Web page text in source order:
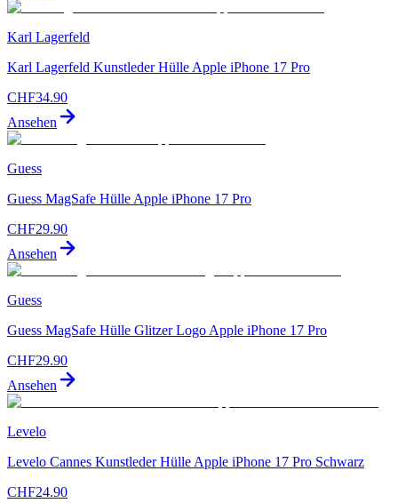
Karl Lagerfeld
Karl Lagerfeld Kunstleder Hülle Apple iPhone 17 Pro
CHF34.90
Ansehen
Guess
Guess MagSafe Hülle Apple iPhone 17 Pro
CHF29.90
Ansehen
Guess
Guess MagSafe Hülle Glitzer Logo Apple iPhone 17 Pro
CHF29.90
Ansehen
Levelo
Levelo Cannes Kunstleder Hülle Apple iPhone 17 Pro Schwarz
CHF24.90